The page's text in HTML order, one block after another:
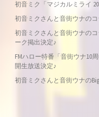
ゲ
ー
シ
ョ
ン
初音ミク「マジカルミライ
初音ミクさんと音街ウナの
初音ミクさんと音街ウナの
ーク掲出決定♪
FMハロー特番「音街ウナ10
開生放送決定♪
初音ミクさんと音街ウナの